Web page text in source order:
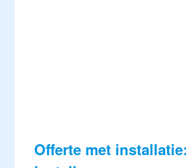
Offerte met